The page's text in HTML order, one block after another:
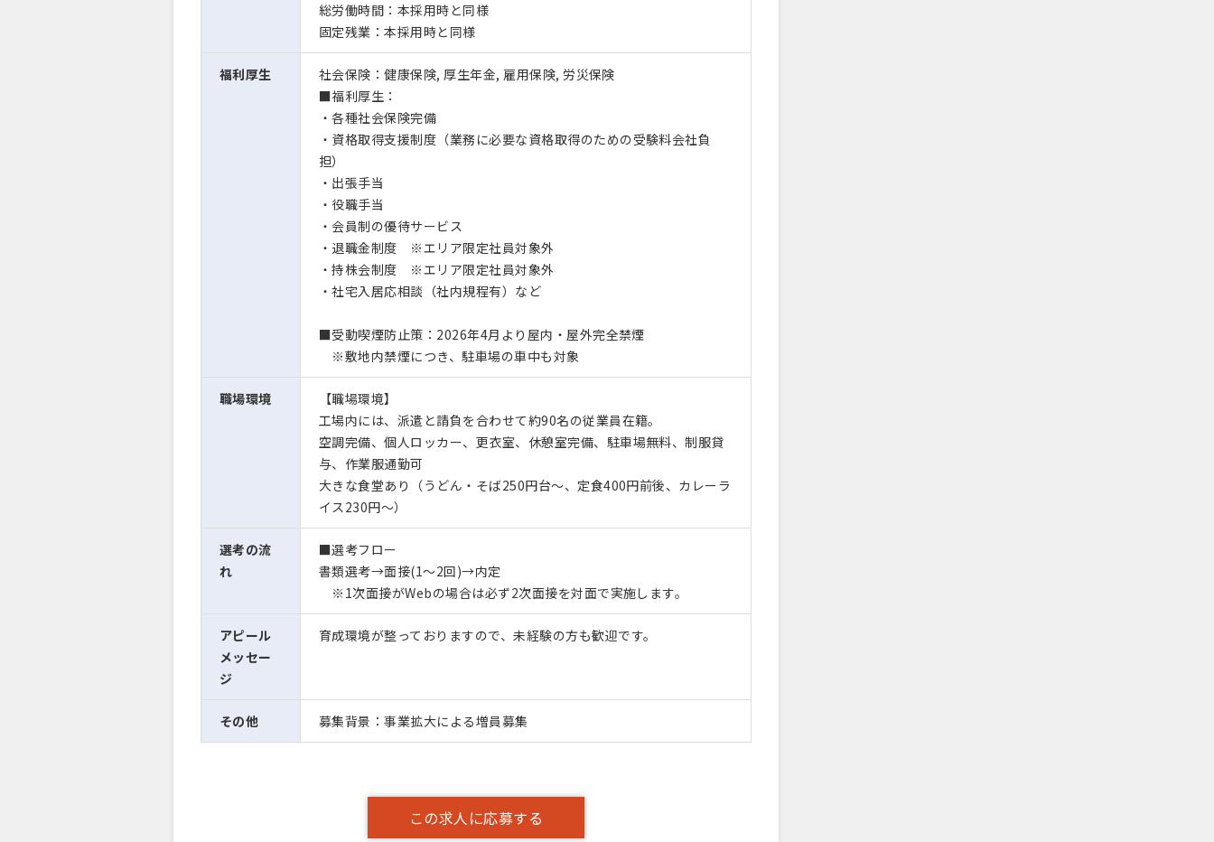
総労働時間：本採用時と同様
固定残業：本採用時と同様
福利厚生
社会保険：健康保険, 厚生年金, 雇用保険, 労災保険
■福利厚生：
・各種社会保険完備
・資格取得支援制度（業務に必要な資格取得のための受験料会社負
担）
・出張手当
・役職手当
・会員制の優待サービス
・退職金制度 ※エリア限定社員対象外
・持株会制度 ※エリア限定社員対象外
・社宅入居応相談（社内規程有）など
■受動喫煙防止策：2026年4月より屋内・屋外完全禁煙
※敷地内禁煙につき、駐車場の車中も対象
職場環境
【職場環境】
工場内には、派遣と請負を合わせて約90名の従業員在籍。
空調完備、個人ロッカー、更衣室、休憩室完備、駐車場無料、制服貸
与、作業服通勤可
大きな食堂あり（うどん・そば250円台～、定食400円前後、カレーラ
イス230円～）
選考の流
れ
■選考フロー
書類選考→面接(1～2回)→内定
※1次面接がWebの場合は必ず2次面接を対面で実施します。
アピール
メッセー
ジ
育成環境が整っておりますので、未経験の方も歓迎です。
その他 募集背景：事業拡大による増員募集
この求人に応募する